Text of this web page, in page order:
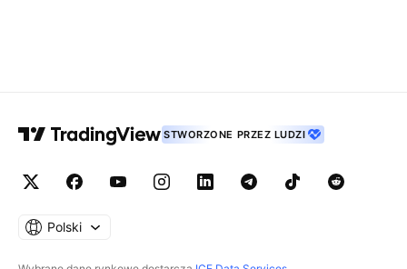
STWORZONE PRZEZ LUDZI
Polski